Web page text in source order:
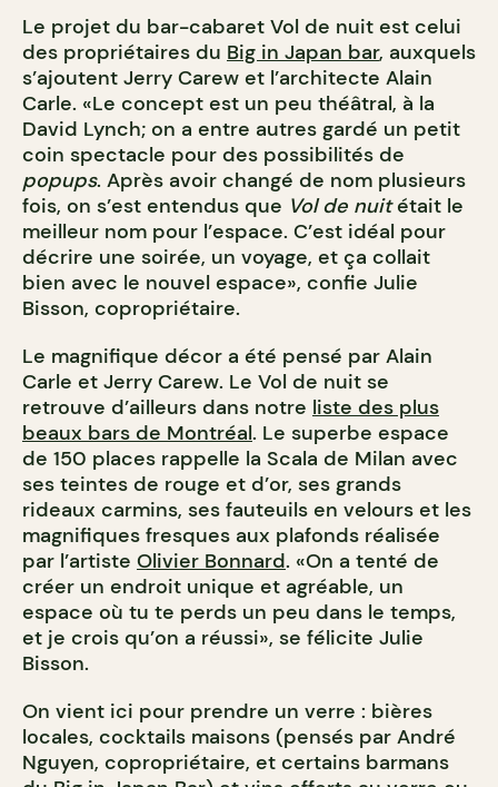
Le projet du bar-cabaret Vol de nuit est celui
des propriétaires du Big in Japan bar, auxquels
s’ajoutent Jerry Carew et l’architecte Alain
Carle. «Le concept est un peu théâtral, à la
David Lynch; on a entre autres gardé un petit
coin spectacle pour des possibilités de
popups. Après avoir changé de nom plusieurs
fois, on s’est entendus que Vol de nuitétait le
meilleur nom pour l’espace. C’est idéal pour
décrire une soirée, un voyage, et ça collait
bien avec le nouvel espace», confie Julie
Bisson, copropriétaire.
Le magnifique décor a été pensé par Alain
Carle et Jerry Carew. Le Vol de nuit se
retrouve d’ailleurs dans notre liste des plus
beaux bars de Montréal. Le superbe espace
de 150 places rappelle la Scala de Milan avec
ses teintes de rouge et d’or, ses grands
rideaux carmins, ses fauteuils en velours et les
magnifiques fresques aux plafonds réalisée
par l’artiste Olivier Bonnard. «On a tenté de
créer un endroit unique et agréable, un
espace où tu te perds un peu dans le temps,
et je crois qu’on a réussi», se félicite Julie
Bisson.
On vient ici pour prendre un verre : bières
locales, cocktails maisons (pensés par André
Nguyen, copropriétaire, et certains barmans